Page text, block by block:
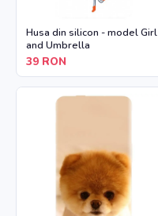
Husa din silicon - model Girl
and Umbrella
39 RON